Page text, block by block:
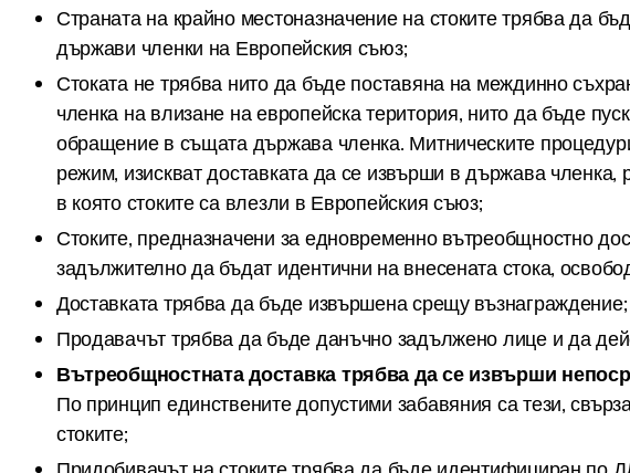
Страната на крайно местоназначение на стоките трябва да
държави членки на Европейския съюз;
Стоката не трябва нито да бъде поставяна на междинно
членка на влизане на европейска територия, нито да бъде
обращение в същата държава членка. Митническите
режим, изискват доставката да се извърши в държава членка,
в която стоките са влезли в Европейския съюз;
Стоките, предназначени за едновременно вътреобщностно
задължително да бъдат идентични на внесената стока,
Доставката трябва да бъде извършена срещу възнаграждение;
Продавачът трябва да бъде данъчно задължено лице и да
Вътреобщностната доставка трябва да се извърши
По принцип единствените допустими забавяния са тези,
стоките;